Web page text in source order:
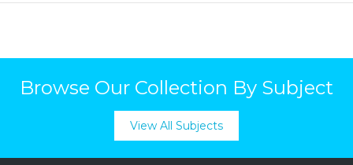
Browse Our Collection By Subject
View All Subjects